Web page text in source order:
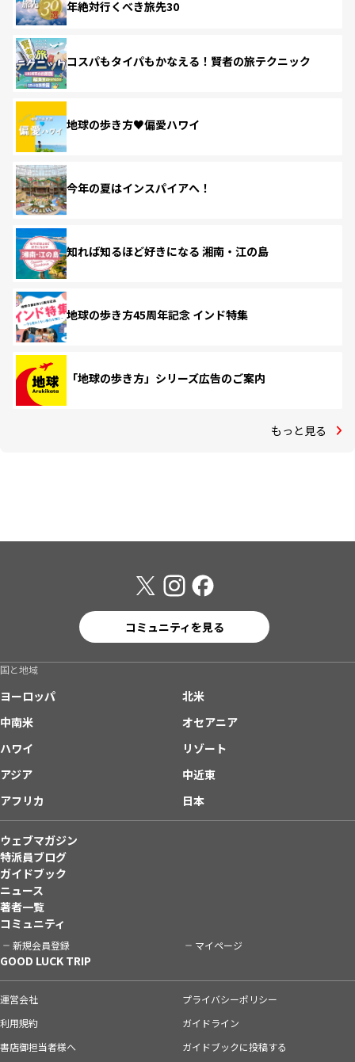
年絶対行くべき旅先30
コスパもタイパもかなえる！賢者の旅テクニック
地球の歩き方♥偏愛ハワイ
今年の夏はインスパイアへ！
知れば知るほど好きになる 湘南・江の島
地球の歩き方45周年記念 インド特集
「地球の歩き方」シリーズ広告のご案内
もっと見る
コミュニティを見る
国と地域
ヨーロッパ
北米
中南米
オセアニア
ハワイ
リゾート
アジア
中近東
アフリカ
日本
ウェブマガジン
特派員ブログ
ガイドブック
ニュース
著者一覧
コミュニティ
新規会員登録 マイページ
GOOD LUCK TRIP
運営会社
プライバシーポリシー
利用規約
ガイドライン
書店御担当者様へ
ガイドブックに投稿する